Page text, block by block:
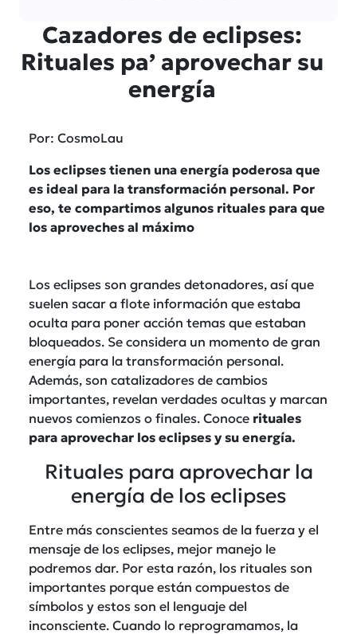
Cazadores de eclipses:
Rituales pa’ aprovechar su
energía
Por: CosmoLau
Los eclipses tienen una energía poderosa que
es ideal para la transformación personal. Por
eso, te compartimos algunos rituales para que
los aproveches al máximo
Los eclipses son grandes detonadores, así que
suelen sacar a flote información que estaba
oculta para poner acción temas que estaban
bloqueados. Se considera un momento de gran
energía para la transformación personal.
Además, son catalizadores de cambios
importantes, revelan verdades ocultas y marcan
nuevos comienzos o finales. Conoce rituales
para aprovechar los eclipses y su energía.
Rituales para aprovechar la
energía de los eclipses
Entre más conscientes seamos de la fuerza y el
mensaje de los eclipses, mejor manejo le
podremos dar. Por esta razón, los rituales son
importantes porque están compuestos de
símbolos y estos son el lenguaje del
inconsciente. Cuando lo reprogramamos, la